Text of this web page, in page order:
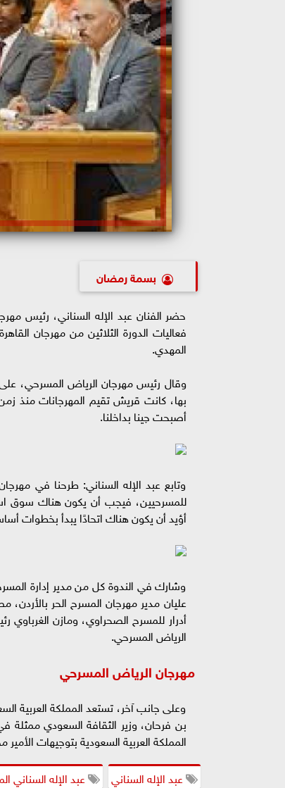
بسمة رمضان
حضر الفنان عبد الإله السناني، رئيس
فعاليات الدورة الثلاثين من مهرجان
المهدي.
وقال رئيس مهرجان الرياض المسرحي، على
بها، كانت قريش تقيم المهرجانات منذ
أصبحت چينا بداخلنا.
وتابع عبد الإله السناني: طرحنا في
للمسرحيين، فيجب أن يكون هناك سوق
أؤيد أن يكون هناك اتحادًا يبدأ بخطوات
وشارك في الندوة كل من مدير إدارة
عليان مدير مهرجان المسرح الحر
أدرار للمسرح الصحراوي، ومازن
الرياض المسرحي.
مهرجان الرياض المسرحي
وعلى جانب آخر، تستعد المملكة العربية
بن فرحان، وزير الثقافة السعودي ممثلة
المملكة العربية السعودية بتوجيهات
عبد الإله السناني
عبد الإله السناني